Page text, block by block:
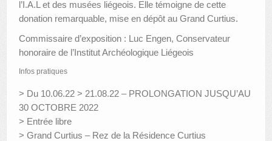
l’I.A.L et des musées liégeois. Elle témoigne de cette
donation remarquable, mise en dépôt au Grand Curtius.
Commissaire d’exposition : Luc Engen, Conservateur
honoraire de l’Institut Archéologique Liégeois
Infos pratiques
> Du 10.06.22 > 21.08.22 – PROLONGATION JUSQU’AU
30 OCTOBRE 2022
> Entrée libre
> Grand Curtius – Rez de la Résidence Curtius